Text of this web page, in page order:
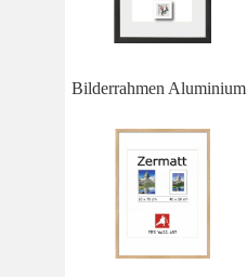
Bilderrahmen Aluminium